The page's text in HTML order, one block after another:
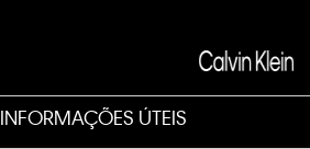
INFORMAÇÕES ÚTEIS